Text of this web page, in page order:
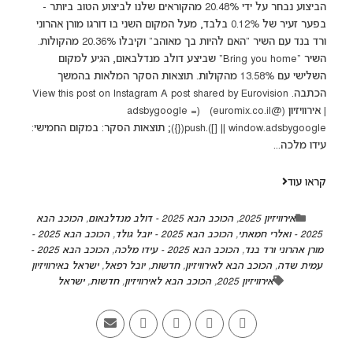
הביצוע נבחר על ידי 20.48% מהקוראים שלנו לביצוע הטוב ביותר -
בפער זעיר של 0.12% בלבד, מעל המקום השני בו דורגו מורן אהרוני
ורד בנד עם השיר "האם להיות בך מאוהב" וקיבלו 20.36% מהקולות.
השיר "Bring you home" שביצע דולב מנדלבאום, הגיע למקום
השלישי עם 13.58% מהקולות. תוצאות הסקר המלאות בהמשך
הכתבה. View this post on Instagram A post shared by Eurovision
| אירוויזיון (@euromix.co.il) (adsbygoogle =
window.adsbygoogle || []).push({}); תוצאות הסקר: במקום החמישי:
עידו מלכה...
קראו עוד
אירוויזיון 2025 ,הכוכב הבא 2025 - דולב מנדלבאום ,הכוכב הבא
2025 - ואלרי חמאתי
,הכוכב הבא 2025 - יובל גולד ,
הכוכב הבא 2025 -
מורן אהרוני ורד בנד,הכוכב הבא 2025 - עידו מלכה ,
הכוכב הבא 2025 -
עמית שדה,הכוכב הבא לאירוויזיון,חדשות,יובל רפאל,ישראל באירוויזיון
אירוויזיון 2025
,הכוכב הבא לאירוויזיון,חדשות,ישראל